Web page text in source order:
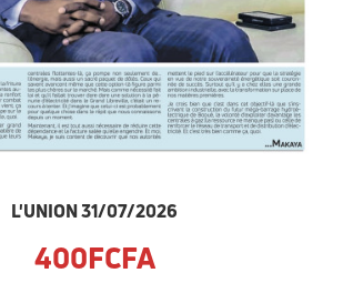
L'UNION 31/07/2026
400FCFA